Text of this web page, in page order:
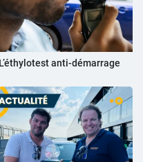
L’éthylotest anti-démarrage